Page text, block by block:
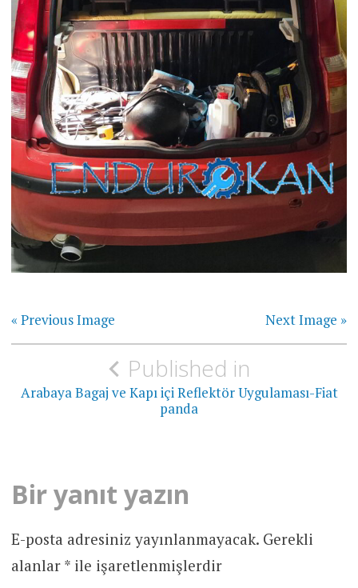
« Previous Image Next Image »
Yazı
gezinmesiPublished in
Arabaya Bagaj ve Kapı içi Reflektör Uygulaması-Fiat
panda
Bir yanıt yazın
E-posta adresiniz yayınlanmayacak. Gerekli
alanlar *ile işaretlenmişlerdir